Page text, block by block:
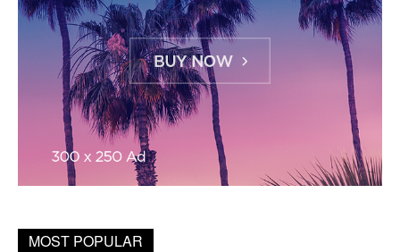
MOST POPULAR